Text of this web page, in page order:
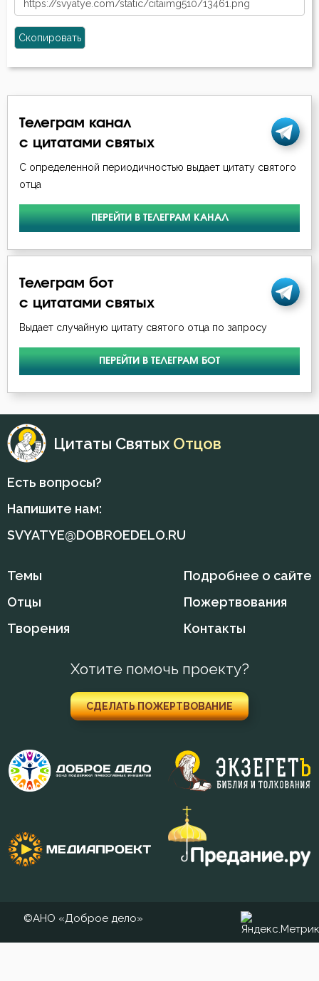
Скопировать
Телеграм канал
с цитатами святых
С определенной периодичностью выдает цитату святого
отца
ПЕРЕЙТИ В ТЕЛЕГРАМ КАНАЛ
Телеграм бот
с цитатами святых
Выдает случайную цитату святого отца по запросу
ПЕРЕЙТИ В ТЕЛЕГРАМ БОТ
Цитаты Святых Отцов
Есть вопросы?
Напишите нам:
SVYATYE@DOBROEDELO.RU
Темы
Отцы
Творения
Подробнее о сайте
Пожертвования
Контакты
Хотите помочь проекту?
СДЕЛАТЬ ПОЖЕРТВОВАНИЕ
©АНО «Доброе дело»